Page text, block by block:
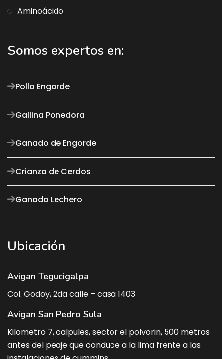
Aminoácido
Somos expertos en:
Pollo Engorde
Gallina Ponedora
Ganado de Engorde
Crianza de Cerdos
Ganado Lechero
Ubicación
Avigan Tegucigalpa
Col. Godoy, 2da calle – casa 1403
Avigan San Pedro Sula
Kilometro 7, calpules, sector el polvorin, 500 metros
antes del peaje que conduce a la lima frente a las